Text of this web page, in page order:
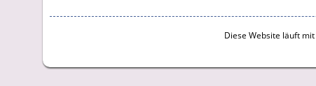
Diese Website läuft mit